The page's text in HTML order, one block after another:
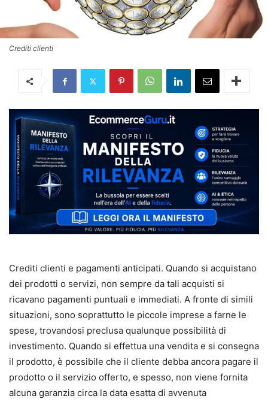
Crediti clienti
Crediti clienti e pagamenti anticipati. Quando si acquistano
dei prodotti o servizi, non sempre da tali acquisti si
ricavano pagamenti puntuali e immediati. A fronte di simili
situazioni, sono soprattutto le piccole imprese a farne le
spese, trovandosi preclusa qualunque possibilità di
investimento. Quando si effettua una vendita e si consegna
il prodotto, è possibile che il cliente debba ancora pagare il
prodotto o il servizio offerto, e spesso, non viene fornita
alcuna garanzia circa la data esatta di avvenuta